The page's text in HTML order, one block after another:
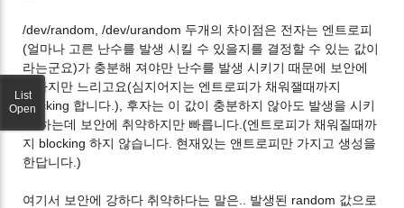
/dev/random, /dev/urandom 두개의 차이점은 전자는 엔트로피
(얼마나 고른 난수를 발생 시킬 수 있을지를 결정할 수 있는 값이
라는군요)가 충분해 져야만 난수를 발생 시키기 때문에 보안에
강하지만 느리고요(심지어지는 엔트로피가 채워잴때까지
blocking 합니다.), 후자는 이 값이 충분하지 않아도 발생을 시키
긴 하는데 보안에 취약하지만 빠릅니다.(엔트로피가 채워질때까
지 blocking 하지 않습니다. 현재있는 앤트로피만 가지고 생성을
한답니다.)
여기서 보안에 강하다 취약하다는 말은.. 발생된 random 값으로
List
Open